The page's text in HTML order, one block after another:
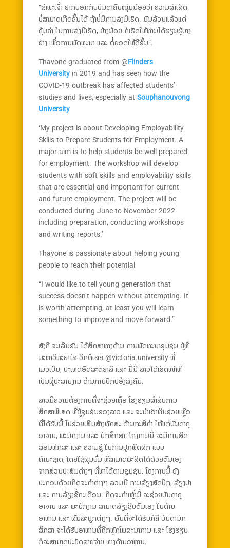
“ຂ້າພະເຈົ້າ ຢາກບອກກັບບັນດາຄົນໜຸ່ມນ້ອຍວ່າ ຄວາມສຳເລັດ
ບໍ່ສາມາດເກີດຂຶ້ນໄດ້ ຖ້າບໍ່ມີການລົງມືເຮັດ. ມັນລ້ວນແລ້ວແຕ່
ຄຸ້ມຄ່າ ໃນການລົງມືເຮັດ, ຢ່າງນ້ອຍ ກໍເຮັດໃຫ້ທ່ານໄດ້ຮຽນຮູ້ບາງ
ຢ່າງ ເພື່ອການພັດທະນາ ແລະ ຕໍ່ຍອດໃຫ້ດີຂຶ້ນ”.
Thavone graduated from @Flinders
Universityin 2019 and has seen how the
COVID-19 outbreak has affected students’
studies and lives, especially at Souphanouvong
University
‘My project is about Developing Employability
Skills to Prepare Students for Employment. A
major aim is to help students be well prepared
for employment. The workshop will develop
students with soft skills and employability skills
that are essential and important for current
and future employment. The project will be
conducted during June to November 2022
including preparation, conducting workshops
and writing reports.’
Thavone is passionate about helping young
people to reach their potential
“I would like to tell young generation that
success doesn’t happen without attempting. It
is worth attempting, at least you will learn
something to improve and move forward.”
ສັງຄີ ຈະເລີນຂັນ ໄດ້ສຶກສາທາງດ້ານ ການພັດທະນາຊຸມຊົນ ຢູ່ທີ່
ມະຫາວິທະຍາໄລ ວິກຕໍເລຍ @victoria.university ທີ່
ເມວເບິນ, ປະເທດອົດສະຕຣາລີ ແລະ ມື້ນີ້ ລາວໄດ້ເຮັດໜ້າທີ່
ເປັນຜູ້ປະສານງານ ດ້ານການປົກປອ້ງສັງຄົມ.
ລາວມີຄວາມຕ້ອງການທີ່ຈະຊ່ວຍເຫຼືອ ໂຮງຮຽນສຳລັບການ
ສຶກສາພິເສດ ທີ່ຢູ່ຊຸມຊົນຂອງລາວ ແລະ ຈະນຳເອົາທຶນຊ່ວຍເຫຼືອ
ທີ່ໄດ້ຮັບນີ້ ໄປຊ່ວຍເສີມສ້າງທັກສະ ດ້ານກະສິກຳ ໃຫ້ແກ່ບັນດາຄູ
ອາຈານ, ພະນັກງານ ແລະ ນັກສຶກສາ. ໂຄງການນີ້ ຈະມີການສິດ
ສອນທັກສະ ແລະ ຄວາມຮູ້ ໃນການປູກພືດຜັກ ແບບ
ທຳມະຊາດ, ໂດຍໃຊ້ຝຸ່ນບົ່ມ ທີ່ສາມາດຜະລິດໄດ້ດ້ວຍຕົນເອງ
ຈາກສ່ວນປະສົມຕ່າງໆ ທີ່ຫາໄດ້ຕາມຊຸມຊົນ. ໂຄງການນີ້ ຍັງ
ປະກອບດ້ວຍກິດຈະກຳຕ່າງໆ ລວມມີ ການລ້ຽງສັດປີກ, ລ້ຽງປາ
ແລະ ການລ້ຽງຂີ້ກະເດືອນ. ກິດຈະກຳເຫຼົ່ານີ້ ຈະຊ່ວຍບັນດາຄູ
ອາຈານ ແລະ ພະນັກງານ ສາມາດລ້ຽງຊີບຕົນເອງ ໃນດ້ານ
ອາຫານ ແລະ ຜົນລະປູກຕ່າງໆ. ຜົນທີ່ຈະໄດ້ຮັບກໍຄື ບັນດານັກ
ສຶກສາ ຈະໄດ້ຮັບອາຫານທີ່ຖືກຫຼັກໂພສະນາການ ແລະ ໂຮງຮຽນ
ກໍຈະສາມາດປະຢັດລາຍຈ່າຍ ທາງດ້ານອາຫານ.